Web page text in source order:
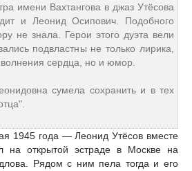
имени Вахтангова в джаз Утёсова
и Леонид Осипович. Подобного
не знала. Герои этого дуэта вели
подвластны не только лирика,
сердца, но и юмор.
сумела сохранить и в тех
1945 года — Леонид Утёсов вместе
на открытой эстраде в Москве на
Рядом с ним пела тогда и его